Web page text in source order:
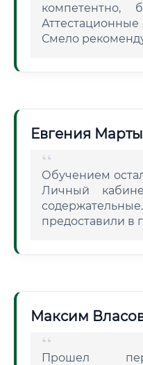
компетентно,
Смело
Евгения
Обучением
Личный
предоставили в
Максим
Прошел